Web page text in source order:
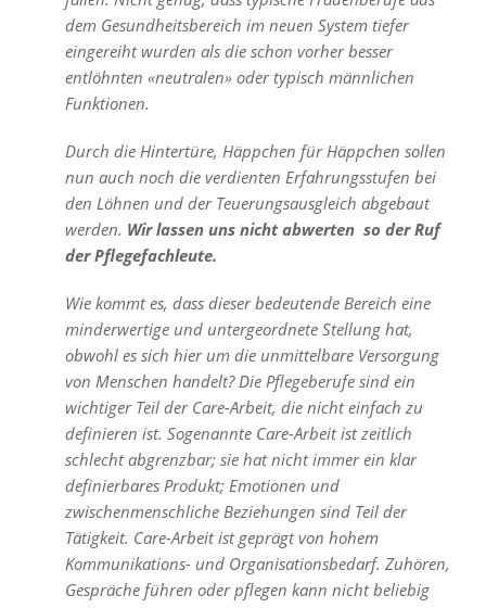
dem Gesundheitsbereich im neuen System tiefer
eingereiht wurden als die schon vorher besser
entlöhnten «neutralen» oder typisch männlichen
Funktionen.
Durch die Hintertüre, Häppchen für Häppchen sollen
nun auch noch die verdienten Erfahrungsstufen bei
den Löhnen und der Teuerungsausgleich abgebaut
werden. Wir lassen uns nicht abwerten  so der Ruf
der Pflegefachleute.
Wie kommt es, dass dieser bedeutende Bereich eine
minderwertige und untergeordnete Stellung hat,
obwohl es sich hier um die unmittelbare Versorgung
von Menschen handelt? Die Pflegeberufe sind ein
wichtiger Teil der Care-Arbeit, die nicht einfach zu
definieren ist. Sogenannte Care-Arbeit ist zeitlich
schlecht abgrenzbar; sie hat nicht immer ein klar
definierbares Produkt; Emotionen und
zwischenmenschliche Beziehungen sind Teil der
Tätigkeit. Care-Arbeit ist geprägt von hohem
Kommunikations- und Organisationsbedarf. Zuhören,
Gespräche führen oder pflegen kann nicht beliebig